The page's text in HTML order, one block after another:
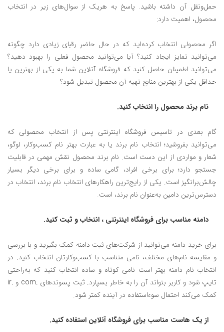
حمل‌ونقل آن داشته باشید. پاسخ به هریک از سوال‌های زیر در انتخاب
محصول، اهمیت دارد:
اگر محصولی انتخاب کرده‌اید که در حال حاضر رقبای زیادی دارد چگونه
می‌توانید تمایز ایجاد کنید؟ آیا می‌توانید محصول فعلی را بهبود دهید؟
می‌توانید اطمینان حاصل کنید که فروشگاه آنلاین شما به یکی از بهترین یا
حداقل یکی از بهترین منابع تهیه آن محصول تبدیل شود؟
نام برند محصول را انتخاب کنید.
گام بعدی در تاسیس فروشگاه اینترنتی پس از انتخاب محصولی که
می‌توانید بفروشید؛ انتخاب نام برند یا به عبارت بهتر نام کسب‌وکار، لوگو،
شعار و مواردی از این‌ دست است. نام برند محصول نقش مهمی در قابلیت
جستجو دارد؛ برای برخی افراد، گامی ساده و برای برخی دیگر بسیار
چالش‌بر‌انگیز است. یکی از رایج‌ترین راهکارهای انتخاب نام برند، انتخاب در
دسترس‌ترین دامین به‌عنوان نام برند، است.
دامنه مناسب برای فروشگاه اینترنتی ، انتخاب و ثبت کنید.
برای خرید دامنه می‌توانید از شرکت‌های ثبت دامنه کمک بگیرید و با بررسی
و مقایسه نام‌های مختلف، نامی متناسب با کسب‌و‌کارتان انتخاب کنید. در
انتخاب نام دامنه بهتر است نامی کوتاه و ساده انتخاب کنید که به‌راحتی
تایپ شود و کاربر بتواند آن را به خاطر بسپارد. ثبت پسوند‌های .com و .ir
کمک می‌کند احتمال سوءاستفاده در آینده کمتر شود.
از یک هاست مناسب برای فروشگاه آنلاین استفاده کنید.